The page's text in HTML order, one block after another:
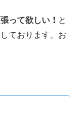
って欲しい！ と
ております。お